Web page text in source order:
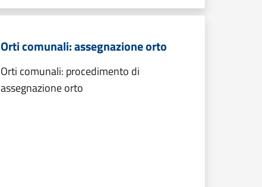
Orti comunali: assegnazione orto
Orti comunali: procedimento di
assegnazione orto